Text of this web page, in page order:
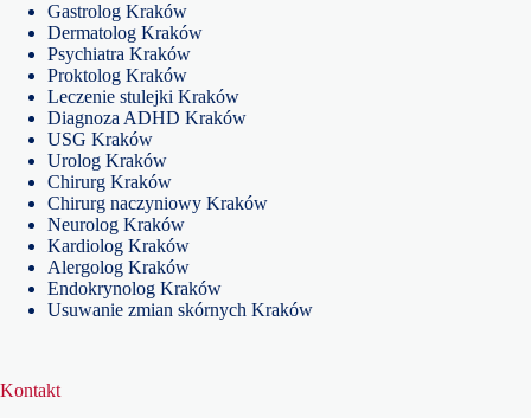
Gastrolog Kraków
Dermatolog Kraków
Psychiatra Kraków
Proktolog Kraków
Leczenie stulejki Kraków
Diagnoza ADHD Kraków
USG Kraków
Urolog Kraków
Chirurg Kraków
Chirurg naczyniowy Kraków
Neurolog Kraków
Kardiolog Kraków
Alergolog Kraków
Endokrynolog Kraków
Usuwanie zmian skórnych Kraków
Kontakt